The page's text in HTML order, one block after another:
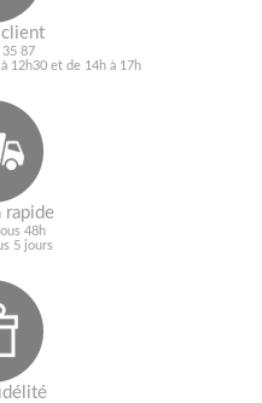
35 87
12h30 et de 14h à 17h
rapide
48h
5 jours